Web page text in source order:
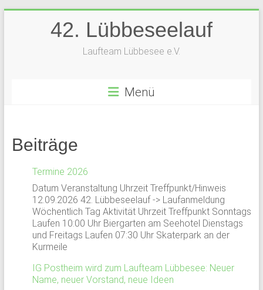
42. Lübbeseelauf
Laufteam Lübbesee e.V.
Menü
Beiträge
Termine 2026
Datum Veranstaltung Uhrzeit Treffpunkt/Hinweis
12.09.2026 42. Lübbeseelauf -> Laufanmeldung
Wöchentlich Tag Aktivität Uhrzeit Treffpunkt Sonntags
Laufen 10:00 Uhr Biergarten am Seehotel Dienstags
und Freitags Laufen 07:30 Uhr Skaterpark an der
Kurmeile
IG Postheim wird zum Laufteam Lübbesee: Neuer
Name, neuer Vorstand, neue Ideen